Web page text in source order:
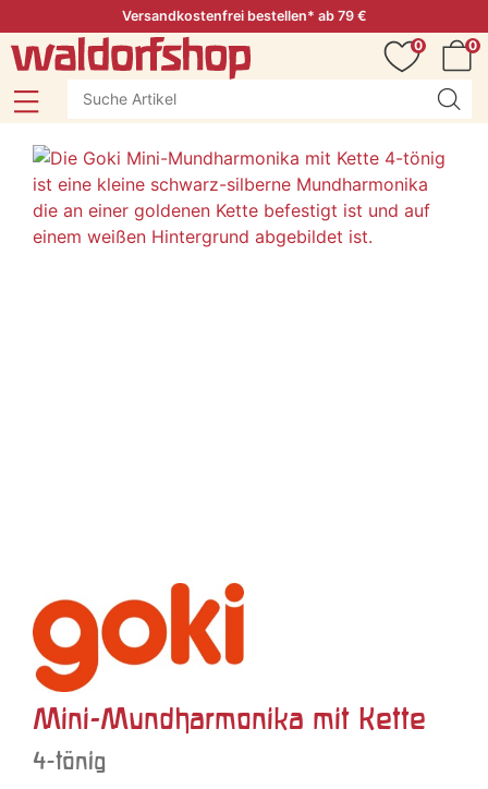
Versandkostenfrei bestellen* ab 79 €
0
0
Mini-Mundharmonika mit Kette
4-tönig